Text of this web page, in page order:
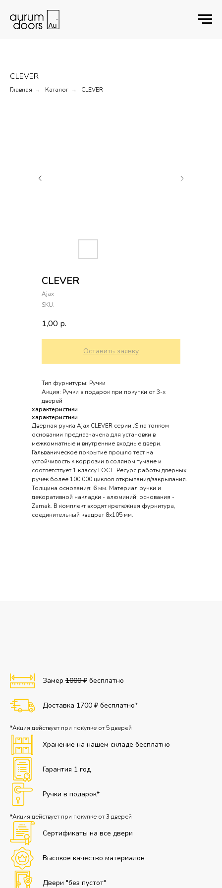
CLEVER
Главная → Каталог → CLEVER
CLEVER
Ajax
SKU:
1,00 р.
Оставить заявку
Тип фурнитуры: Ручки
Акция: Ручки в подарок при покупки от 3-х
дверей
характеристики
характеристики
Дверная ручка Ajax CLEVER серии JS на тонком
основании предназначена для установки в
межкомнатные и внутренние входные двери.
Гальваническое покрытие прошло тест на
устойчивость к коррозии в соляном тумане и
соответствует 1 классу ГОСТ. Ресурс работы дверных
ручек более 100 000 циклов открывания/закрывания.
Толщина основания: 6 мм. Материал ручки и
декоративной накладки - алюминий; основания -
Zamak. В комплект входят крепежная фурнитура,
соединительный квадрат 8x105 мм.
Замер 1000 ₽ бесплатно
Доставка 1700 ₽ бесплатно*
*Акция действует при покупке от 5 дверей
Хранение на нашем складе бесплатно
Гарантия 1 год
Ручки в подарок*
*Акция действует при покупке от 3 дверей
Сертификаты на все двери
Высокое качество материалов
Двери "без пустот"